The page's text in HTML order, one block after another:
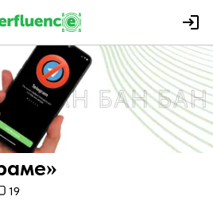
19